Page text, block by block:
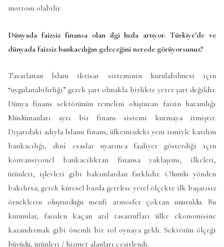
mottosu olabilir.
Dünyada faizsiz finansa olan ilgi hızla artıyor. Türkiye’de ve
dünyada faizsiz bankacılığın geleceğini nerede görüyorsunuz?
Tasarlanan İslam iktisat sisteminin kurulabilmesi için
“uygulanabilirliği” gerek şart olmakla birlikte yeter şart değildir.
Dünya finans sektörünün temelini oluşturan faizin haramlığı
Müslümanları ayrı bir finans sistemi kurmaya itmiştir.
Dışarıdaki adıyla İslami finans, ülkemizdeki yeni ismiyle katılım
bankacılığı, dinî esaslar uyarınca faaliyet gösterdiği için
konvansiyonel bankacılıktan finansa yaklaşımı, ilkeleri,
ürünleri, işlevleri gibi bakımlardan farklıdır. Olumlu yönden
bakılırsa; gerek küresel bazda gerekse yerel ölçekte ilk başarısız
örneklerin oluşturduğu menfi atmosfer çoktan unutuldu. Bu
kurumlar, faizden kaçan atıl tasarrufları ülke ekonomisine
kazandırmak gibi önemli bir rol oynaya geldi. Sektörün ölçeği
büyüdü, ürünleri / hizmet alanları çeşitlendi.